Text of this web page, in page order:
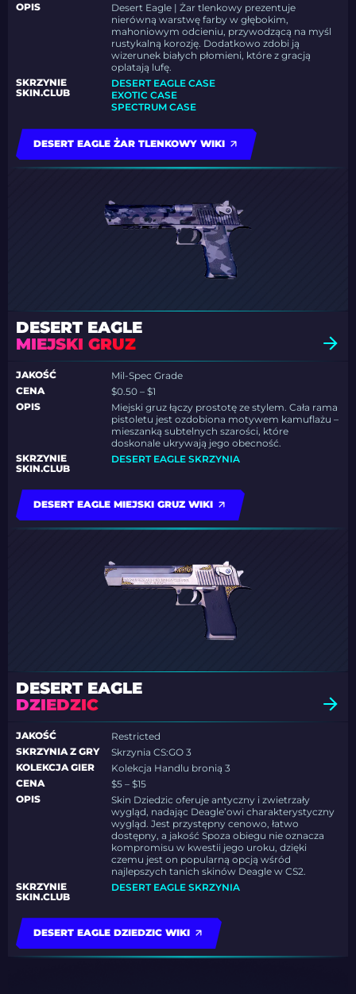
OPIS
Desert Eagle | Żar tlenkowy prezentuje
nierówną warstwę farby w głębokim,
mahoniowym odcieniu, przywodzącą na myśl
rustykalną korozję. Dodatkowo zdobi ją
wizerunek białych płomieni, które z gracją
oplatają lufę.
SKRZYNIE
SKIN.CLUB
DESERT EAGLE CASE
EXOTIC CASE
SPECTRUM CASE
DESERT EAGLE ŻAR TLENKOWY WIKI
DESERT EAGLE
MIEJSKI GRUZ
JAKOŚĆ
Mil-Spec Grade
CENA
$0.50 – $1
OPIS
Miejski gruz łączy prostotę ze stylem. Cała rama
pistoletu jest ozdobiona motywem kamuflażu –
mieszanką subtelnych szarości, które
doskonale ukrywają jego obecność.
SKRZYNIE
SKIN.CLUB
DESERT EAGLE SKRZYNIA
DESERT EAGLE MIEJSKI GRUZ WIKI
DESERT EAGLE
DZIEDZIC
JAKOŚĆ
Restricted
SKRZYNIA Z GRY
Skrzynia CS:GO 3
KOLEKCJA GIER
Kolekcja Handlu bronią 3
CENA
$5 – $15
OPIS
Skin Dziedzic oferuje antyczny i zwietrzały
wygląd, nadając Deagle’owi charakterystyczny
wygląd. Jest przystępny cenowo, łatwo
dostępny, a jakość Spoza obiegu nie oznacza
kompromisu w kwestii jego uroku, dzięki
czemu jest on popularną opcją wśród
najlepszych tanich skinów Deagle w CS2.
SKRZYNIE
SKIN.CLUB
DESERT EAGLE SKRZYNIA
DESERT EAGLE DZIEDZIC WIKI